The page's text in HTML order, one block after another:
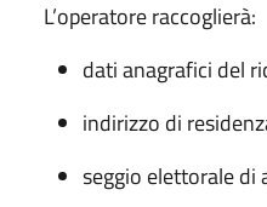
L’operatore raccoglierà:
dati anagrafici del
indirizzo di
seggio elettorale di